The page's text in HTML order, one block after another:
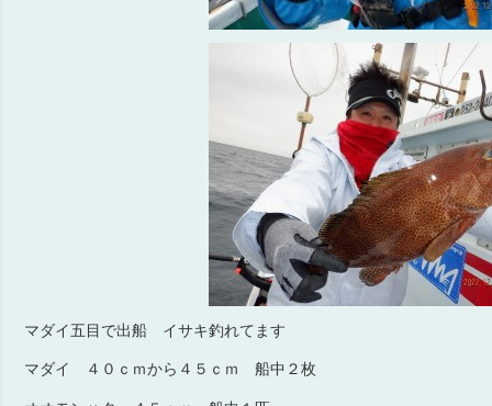
マダイ五目で出船 イサキ釣れてます
マダイ ４０ｃｍから４５ｃｍ 船中２枚